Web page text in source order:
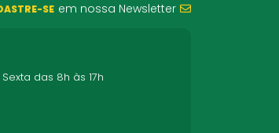
SE em nossa Newsletter
das 8h às 17h